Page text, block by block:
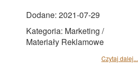
Dodane: 2021-07-29
Kategoria: Marketing /
Materiały Reklamowe
Czytaj dalej...